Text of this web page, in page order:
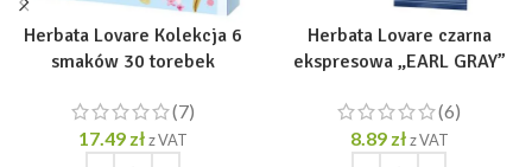
Herbata Lovare Kolekcja 6
smaków 30 torebek
(7)
17.49 złz VAT
Herbata Lovare czarna
ekspresowa „EARL GRAY”
(6)
8.89 zł z VAT